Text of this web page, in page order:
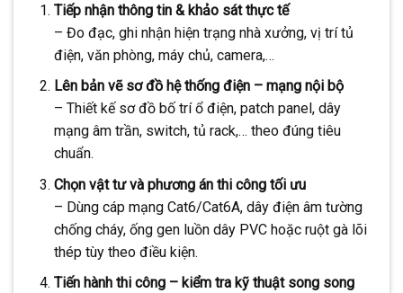
Tiếp nhận thông tin & khảo sát thực tế
– Đo đạc, ghi nhận hiện trạng nhà xưởng, vị trí tủ
điện, văn phòng, máy chủ, camera,…
Lên bản vẽ sơ đồ hệ thống điện – mạng nội bộ
– Thiết kế sơ đồ bố trí ổ điện, patch panel, dây
mạng âm trần, switch, tủ rack,… theo đúng tiêu
chuẩn.
Chọn vật tư và phương án thi công tối ưu
– Dùng cáp mạng Cat6/Cat6A, dây điện âm tường
chống cháy, ống gen luồn dây PVC hoặc ruột gà lõi
thép tùy theo điều kiện.
Tiến hành thi công – kiểm tra kỹ thuật song song